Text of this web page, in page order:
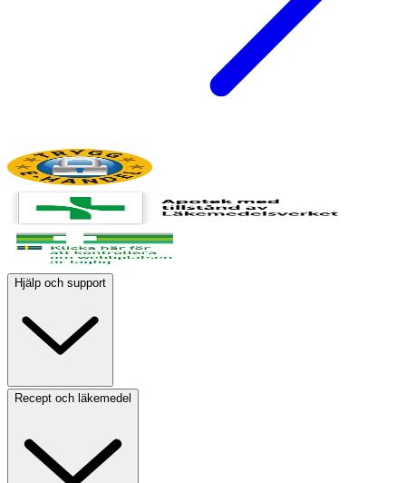
Hjälp och support
Recept och läkemedel